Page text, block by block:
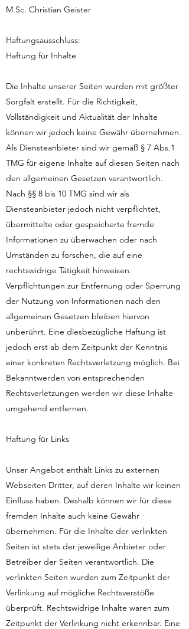
M.Sc. Christian Geister
Haftungsausschluss:
Haftung für Inhalte
Die Inhalte unserer Seiten wurden mit größter
Sorgfalt erstellt. Für die Richtigkeit,
Vollständigkeit und Aktualität der Inhalte
können wir jedoch keine Gewähr übernehmen.
Als Diensteanbieter sind wir gemäß § 7 Abs.1
TMG für eigene Inhalte auf diesen Seiten nach
den allgemeinen Gesetzen verantwortlich.
Nach §§ 8 bis 10 TMG sind wir als
Diensteanbieter jedoch nicht verpflichtet,
übermittelte oder gespeicherte fremde
Informationen zu überwachen oder nach
Umständen zu forschen, die auf eine
rechtswidrige Tätigkeit hinweisen.
Verpflichtungen zur Entfernung oder Sperrung
der Nutzung von Informationen nach den
allgemeinen Gesetzen bleiben hiervon
unberührt. Eine diesbezügliche Haftung ist
jedoch erst ab dem Zeitpunkt der Kenntnis
einer konkreten Rechtsverletzung möglich. Bei
Bekanntwerden von entsprechenden
Rechtsverletzungen werden wir diese Inhalte
umgehend entfernen.
Haftung für Links
Unser Angebot enthält Links zu externen
Webseiten Dritter, auf deren Inhalte wir keinen
Einfluss haben. Deshalb können wir für diese
fremden Inhalte auch keine Gewähr
übernehmen. Für die Inhalte der verlinkten
Seiten ist stets der jeweilige Anbieter oder
Betreiber der Seiten verantwortlich. Die
verlinkten Seiten wurden zum Zeitpunkt der
Verlinkung auf mögliche Rechtsverstöße
überprüft. Rechtswidrige Inhalte waren zum
Zeitpunkt der Verlinkung nicht erkennbar. Eine